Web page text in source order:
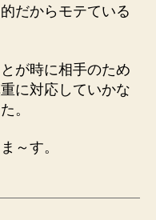
だからモテている
が時に相手のため
に対応していかな
。
～す。